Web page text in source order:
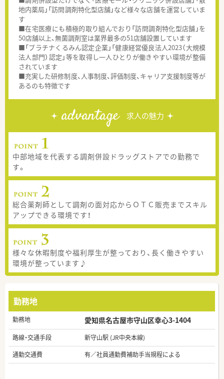
地内薬局」「訪問調剤特化型店舗」など様々な店舗を運営していま
す
■在宅医療にも積極的取り組んでおり「訪問調剤特化型店舗」を
50店舗以上、無菌調剤室は業界最多の51店舗設置しています
■「プラチナくるみん認定企業」「健康経営優良法人2023（大規模
法人部門）認定」等を取得し一人ひとりが働きやすい環境が整備
されています
■充実した研修制度、人事制度、評価制度、キャリア支援制度等が
あるのも特徴です
advantage 求人の魅力
中部地域を代表する調剤併設ドラッグストアでの勤務で
す。
総合薬剤師として調剤の面対応からＯＴＣ販売までスキル
アップできる環境です！
様々な休暇制度や福利厚生が整っており、長く働きやすい
環境が整っています♪
勤務地
勤務地 愛知県名古屋市守山区幸心3-1404
路線・交通手段
新守山駅 (JR中央本線)
通勤交通費
有／社員通勤費補助手当規程による